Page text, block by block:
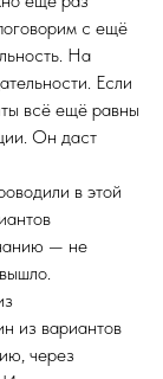
с ещё
На
Если
всё ещё равны
Он даст
в этой
— не
из вариантов
через